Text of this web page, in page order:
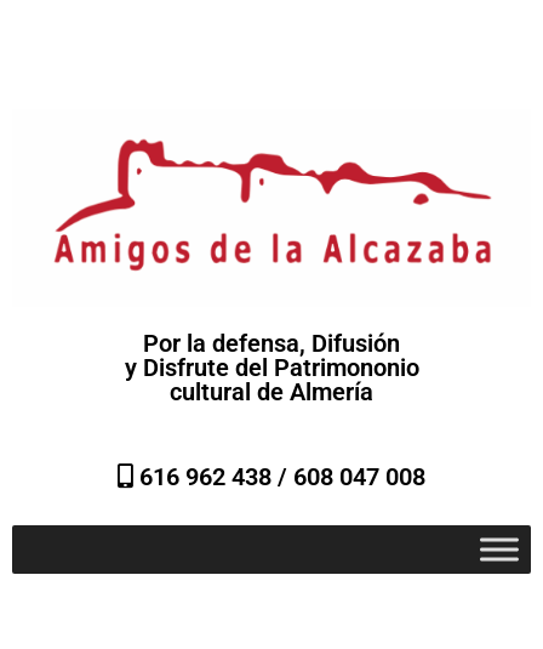
Por la defensa, Difusión
y Disfrute del Patrimononio
cultural de Almería
616 962 438 / 608 047 008